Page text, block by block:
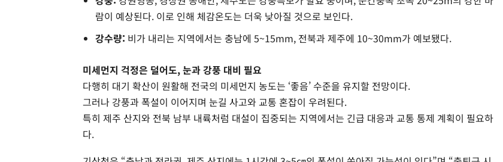
람이 예상된다. 이로 인해 체감온도는 더욱 낮아질 것으로 보인다.
강수량: 비가 내리는 지역에서는 충남에 5~15mm, 전북과 제주에 10~30mm가 예보됐다.
미세먼지 걱정은 덜어도, 눈과 강풍 대비 필요
다행히 대기 확산이 원활해 전국의 미세먼지 농도는 ‘좋음’ 수준을 유지할 전망이다.
그러나 강풍과 폭설이 이어지며 눈길 사고와 교통 혼잡이 우려된다.
특히 제주 산지와 전북 남부 내륙처럼 대설이 집중되는 지역에서는 긴급 대응과 교통 통제 계획이 필요하
다.